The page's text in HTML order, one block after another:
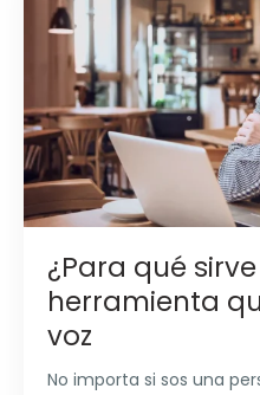
¿Para qué
herramienta
voz
No importa si sos una